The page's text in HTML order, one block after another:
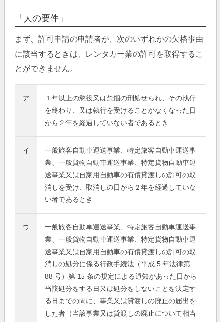
「人の要件」
まず、許可申請の申請者が、次のいずれかの欠格事由
に該当するときは、レンタカー業の許可を取得するこ
とができません。
ア
１年以上の懲役又は禁錮の刑処せられ、その執行
を終わり、又は執行を受けることがなくなった日
から２年を経過していない者であるとき
イ
一般旅客自動車運送事業、特定旅客自動車運送事
業、一般貨物自動車運送事業、特定貨物自動車運
送事業又は自家用自動車の有償貸渡しの許可の取
消しを受け、取消しの日から２年を経過していな
い者であるとき
ウ
一般旅客自動車運送事業、特定旅客自動車運送事
業、一般貨物自動車運送事業、特定貨物自動車運
送事業又は自家用自動車の有償貸渡しの許可の取
消しの処分に係る行政手続法（平成 5 年法律第
88 号）第 15 条の規定による通知があった日から
当該処分をする日又は処分をしないことを決定す
る日までの間に、事業又は貸渡しの廃止の届出を
した者（当該事業又は貸渡しの廃止について相当